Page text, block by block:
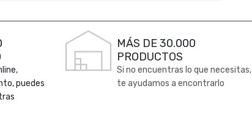
puedes
MÁS DE 30.000
PRODUCTOS
Si no encuentras lo que necesitas,
te ayudamos a encontrarlo